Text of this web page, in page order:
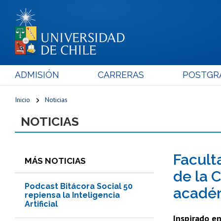
ADMISIÓN CARRERAS
Inicio Noticias
NOTICIAS
MÁS NOTICIAS
Podcast Bitácora Social 50
repiensa la Inteligencia
Artificial
de la
Inspirado